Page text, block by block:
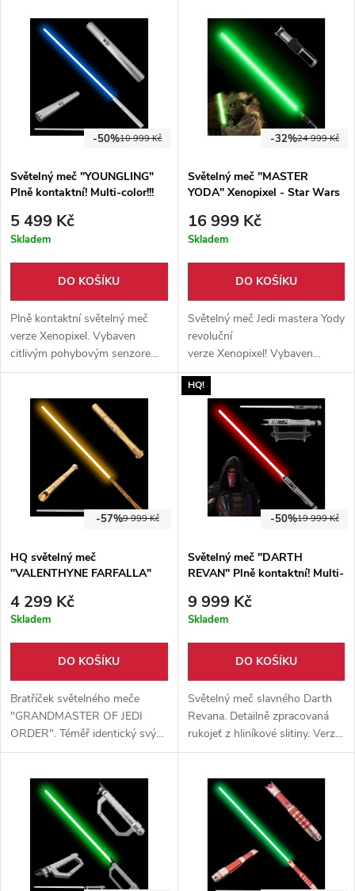
10 999 Kč
-50%
Světelný meč "YOUNGLING"
Plně kontaktní! Multi-color!!!
5 499 Kč
Skladem
DO KOŠÍKU
Plně kontaktní světelný meč
verze Xenopixel. Vybaven
citlivým pohybovým senzorem,
možnost změnit barvu čepele,
24 999 Kč
-32%
Světelný meč "MASTER
YODA" Xenopixel - Star Wars
16 999 Kč
Skladem
DO KOŠÍKU
Světelný meč Jedi mastera Yody
revoluční
verze Xenopixel! Vybaven
citlivým pohybovým senzorem,
možnost změnit barvu čepele,
bohatý výběr zvukových módů.
Ideální pro cosplay i lehký šerm.
9 999 Kč
-57%
HQ světelný meč
"VALENTHYNE FARFALLA"
4 299 Kč
Skladem
DO KOŠÍKU
Bratříček světelného meče
"GRANDMASTER OF JEDI
ORDER". Téměř identický svým
vzhledem, však zhotovený v
novějším provedením starých
funkcí.
HQ!
19 999 Kč
-50%
Světelný meč "DARTH
REVAN" Plně kontaktní! Multi-
9 999 Kč
Skladem
DO KOŠÍKU
Světelný meč slavného Darth
Revana. Detailně zpracovaná
rukojeť z hliníkové slitiny. Verze
RGB. Obsahuje několik
hlasitosti.